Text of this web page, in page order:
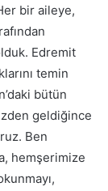
bir aileye,
Edremit
temin
bütün
geldiğince
Ben
hemşerimize